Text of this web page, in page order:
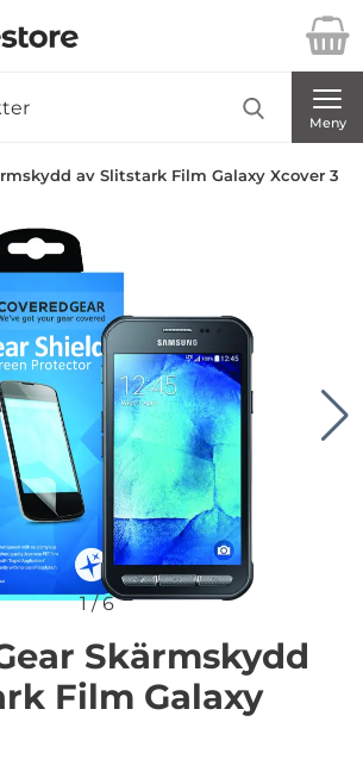
för Danira Telecom AB
Meny
av Slitstark Film Galaxy Xcover 3
med
1/6
Skärmskydd
Film Galaxy